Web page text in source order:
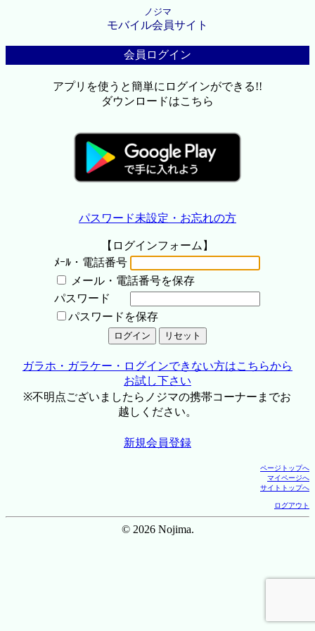
ノジマ
モバイル会員サイト
会員ログイン
アプリを使うと簡単にログインができる!!
ダウンロードはこちら
パスワード未設定・お忘れの方
【ログインフォーム】
ﾒｰﾙ・電話番号
メール・電話番号を保存
パスワード
パスワードを保存
ガラホ・ガラケー・ログインできない方はこちらから
お試し下さい
※不明点ございましたらノジマの携帯コーナーまでお
越しください。
新規会員登録
ページトップへ
マイページへ
サイトトップへ
ログアウト
© 2026 Nojima.